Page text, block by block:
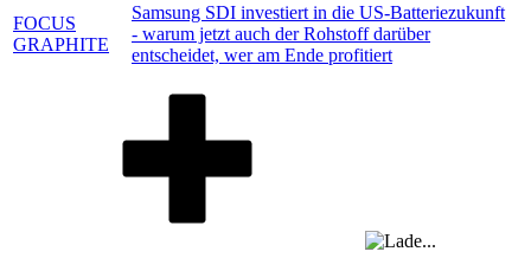
FOCUS
GRAPHITE
Samsung SDI investiert in die US-Batteriezukunft
- warum jetzt auch der Rohstoff darüber
entscheidet, wer am Ende profitiert